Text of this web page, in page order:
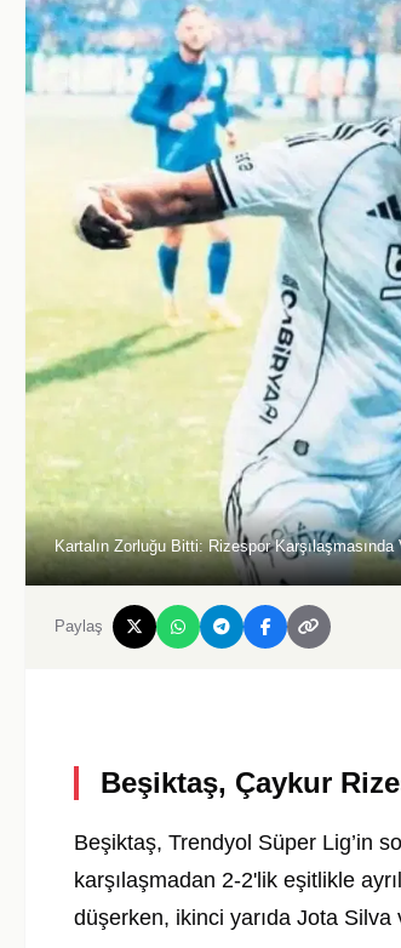
Kartalın Zorluğu Bitti: Rizespor Karşılaşmasında
Paylaş
Beşiktaş, Çaykur
Beşiktaş, Trendyol Süper Lig’in
karşılaşmadan 2-2'lik eşitlikle
düşerken, ikinci yarıda Jota